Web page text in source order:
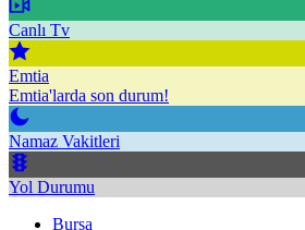
Canlı Tv
Emtia
Emtia'larda son durum!
Namaz Vakitleri
Yol Durumu
Bursa